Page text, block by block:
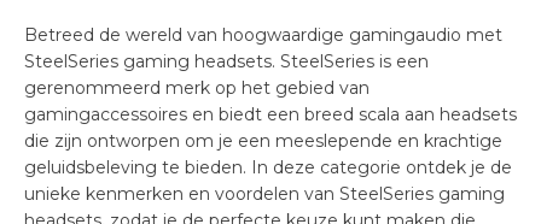
Betreed de wereld van hoogwaardige gamingaudio met
SteelSeries gaming headsets. SteelSeries is een
gerenommeerd merk op het gebied van
gamingaccessoires en biedt een breed scala aan headsets
die zijn ontworpen om je een meeslepende en krachtige
geluidsbeleving te bieden. In deze categorie ontdek je de
unieke kenmerken en voordelen van SteelSeries gaming